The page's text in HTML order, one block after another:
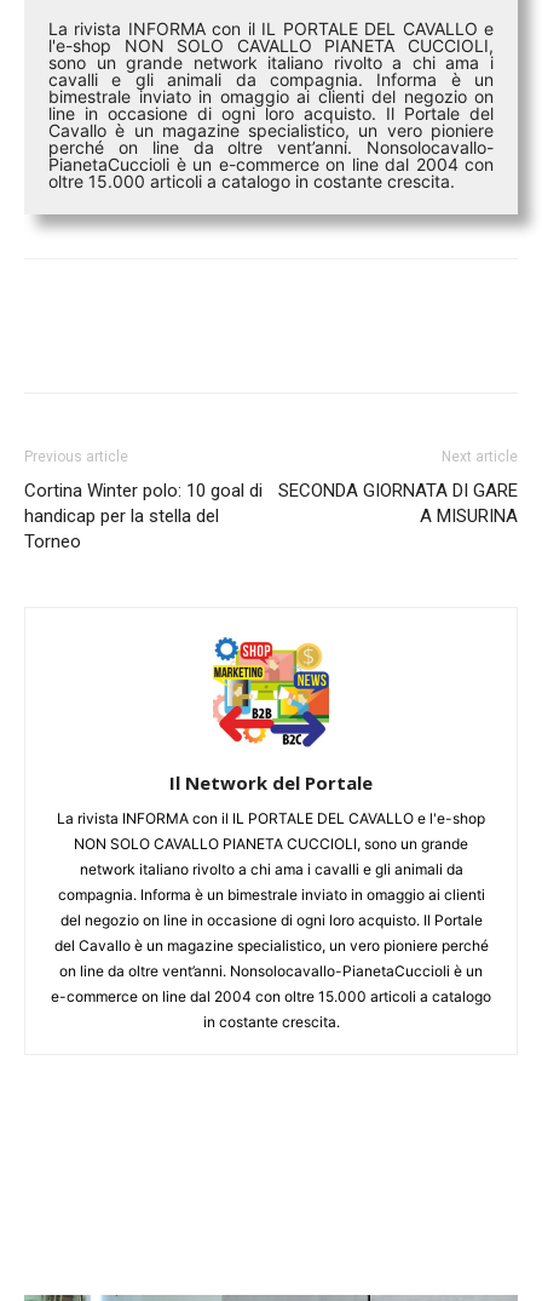
La rivista INFORMA con il IL PORTALE DEL CAVALLO e
l'e-shop NON SOLO CAVALLO PIANETA CUCCIOLI,
sono un grande network italiano rivolto a chi ama i
cavalli e gli animali da compagnia. Informa è un
bimestrale inviato in omaggio ai clienti del negozio on
line in occasione di ogni loro acquisto. Il Portale del
Cavallo è un magazine specialistico, un vero pioniere
perché on line da oltre vent’anni. Nonsolocavallo-
PianetaCuccioli è un e-commerce on line dal 2004 con
oltre 15.000 articoli a catalogo in costante crescita.
Previous article
Cortina Winter polo: 10 goal di
handicap per la stella del
Torneo
Next article
SECONDA GIORNATA DI GARE
A MISURINA
Il Network del Portale
La rivista INFORMA con il IL PORTALE DEL CAVALLO e l'e-shop
NON SOLO CAVALLO PIANETA CUCCIOLI, sono un grande
network italiano rivolto a chi ama i cavalli e gli animali da
compagnia. Informa è un bimestrale inviato in omaggio ai clienti
del negozio on line in occasione di ogni loro acquisto. Il Portale
del Cavallo è un magazine specialistico, un vero pioniere perché
on line da oltre vent’anni. Nonsolocavallo-PianetaCuccioli è un
e-commerce on line dal 2004 con oltre 15.000 articoli a catalogo
in costante crescita.